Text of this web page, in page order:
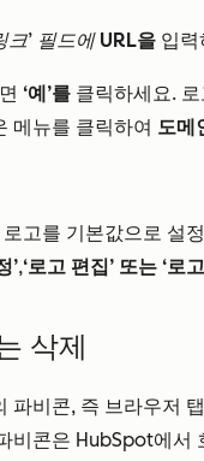
크’ 필드에 URL을 입
‘예’를 클릭하세요.
메뉴를 클릭하여 도메
고를 기본값으로 설
’,‘로고 편집’ 또는 ‘로
삭제
파비콘, 즉 브라우저
비콘은 HubSpot에서